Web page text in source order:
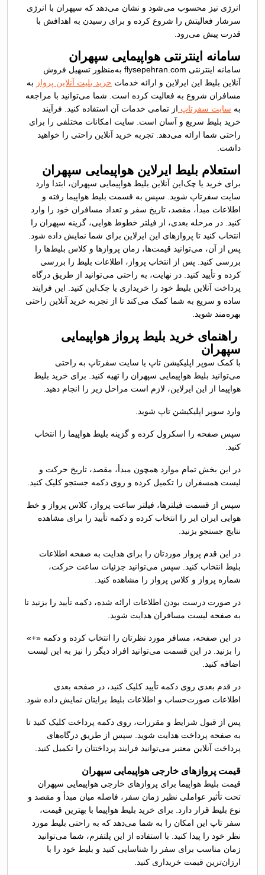
انرژی نیز محسوب می‌شود و نشان می‌دهد که سپهران با انرژی
سرشار فعالیتش را شروع کرده و برای رسیدن به اهدافش با
قدرت پیش می‌رود.
سامانه اینترنتی هواپیمایی سپهران
سامانه اینترنتی flysepehran.com به‌منظور تسهیل فروش
آنلاین بلیط این ایرلاین و ارائه خدمات خرید بلیت آنلاین پرواز به
مسافران شروع به فعالیت کرده است. شما می‌توانید با مراجعه
به سایت سفرتاپ از تمامی خدمات آن استفاده کنید. فرآیند
خرید بلیط سریع و آسان است. سایت امکانات مختلفی را برای
راحتی شما ارائه می‌دهد. تجربه خرید آنلاین راحتی را خواهید
داشت.
استعلام بلیط ایرلاین هواپیمایی سپهران
برای خرید یا چک‌این آنلاین بلیط هواپیمایی سپهران، ابتدا وارد
سایت سفرتاپ شوید. سپس به قسمت بلیط هواپیما رفته و
اطلاعات مبدأ، مقصد، تاریخ سفر و تعداد مسافران خود را وارد
کنید. در مرحله بعدی، از فیلتر خطوط هوایی، گزینه سپهران را
انتخاب کنید تا پروازهای این ایرلاین برای شما نمایش داده شود.
پس از آن، می‌توانید قیمت‌ها، زمان پروازها و کلاس بلیط‌ها را
بررسی کنید. پس از انتخاب پرواز، اطلاعات بلیط را بررسی
کرده و تأیید کنید. در نهایت، به راحتی می‌توانید از طریق درگاه
پرداخت آنلاین بلیط خود را خریداری یا چک‌این کنید. این فرایند
ساده و سریع به شما کمک می‌کند تا از تجربه خرید آنلاین راحتی
بهره‌مند شوید.
راهنمای خرید بلیط پرواز هواپیمایی
سپهران
با کمک سوپر اپلیکیشن تاپ یا سایت سفرتاپ به راحتی
می‌توانید بلیط هواپیمایی سپهران را تهیه کنید. برای خرید بلیط
هواپیما از این ایرلاین، لازم است مراحل زیر را انجام دهید.
وارد سوپر اپلیکیشن تاپ شوید.
سپس صفحه را اسکرول کرده و گزینه بلیط هواپیما را انتخاب
کنید.
در این بخش تمام موارد همچون مبدأ، مقصد، تاریخ حرکت و
لیست همسفران را تکمیل کرده و روی دکمه جستجو کلیک کنید.
سپس از قسمت فیلترها، فیلتر ساعت پرواز، کلاس پرواز و خط
هوایی ایران ایر را انتخاب کرده و دکمه تأیید را برای مشاهده
نتایج جستجو بزنید.
در این قدم پرواز موردتان را برای هدایت به صفحه اطلاعات
بلیط انتخاب کنید. سپس می‌توانید جزئیات ساعت حرکت،
شماره پرواز و کلاس پرواز را مشاهده کنید.
در صورت درست بودن اطلاعات ارائه شده، دکمه تأیید را بزنید تا
به صفحه لیست مسافران هدایت شوید.
در این صفحه، مسافر مورد نظرتان را انتخاب کرده و دکمه «+»
را بزنید. در این قسمت می‌توانید افراد دیگر را نیز به این لیست
اضافه کنید.
در قدم بعدی روی دکمه تأیید کلیک کنید، در صفحه بعدی
اطلاعات صورت‌حساب و اطلاعات بلیط برایتان نمایش داده شود.
پس از قبول شرایط و مقررات، روی دکمه پرداخت کلیک کنید تا
به صفحه پرداخت هدایت شوید. سپس از طریق درگاه‌های
پرداخت آنلاین معتبر می‌توانید فرایند پرداختتان را تکمیل کنید.
قیمت پروازهای خارجی هواپیمایی سپهران
قیمت بلیط هواپیما برای پروازهای خارجی هواپیمایی سپهران
تحت تأثیر عواملی نظیر زمان سفر، فاصله میان مبدأ و مقصد و
نوع بلیط قرار دارد. برای خرید بلیط هواپیما با بهترین قیمت،
سفر تاپ این امکان را به شما می‌دهد که به راحتی بلیط مورد
نظر خود را پیدا کنید. با استفاده از این پلتفرم، شما می‌توانید
زمان مناسب برای سفر را شناسایی کنید و بلیط خود را با
ارزان‌ترین قیمت خریداری کنید.